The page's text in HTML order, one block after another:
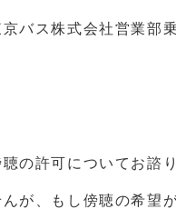
バス株式会社営業部
の許可についてお諮
が、もし傍聴の希望